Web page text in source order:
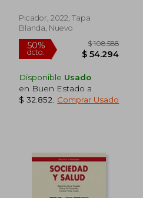
Picador, 2022, Tapa
Blanda, Nuevo
Disponible Usado
en Buen Estado a
$ 32.852
Comprar Usado